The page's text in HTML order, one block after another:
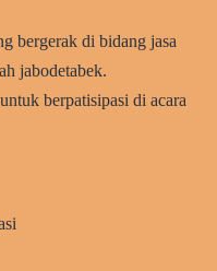
bergerak di bidang jasa
jabodetabek.
berpatisipasi di acara